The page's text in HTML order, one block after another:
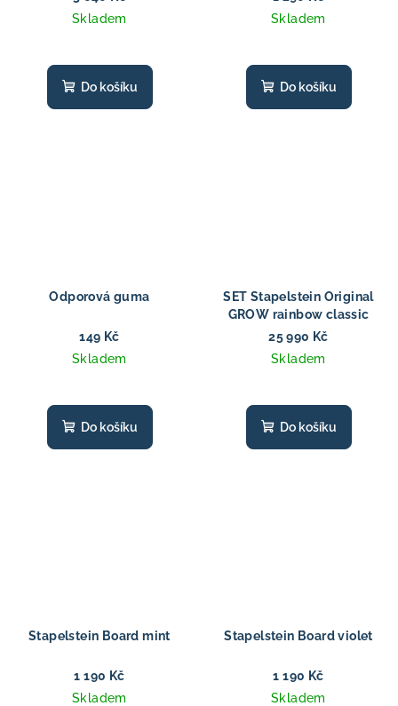
Skladem
Do košíku
Skladem
Do košíku
Odporová guma
149 Kč
Skladem
Do košíku
SET Stapelstein Original
GROW rainbow classic
25 990 Kč
Skladem
Do košíku
Stapelstein Board mint
1 190 Kč
Skladem
Stapelstein Board violet
1 190 Kč
Skladem